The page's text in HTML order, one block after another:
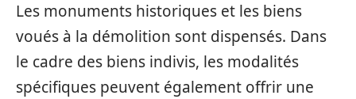
Les monuments historiques et les biens
voués à la démolition sont dispensés. Dans
le cadre des biens indivis, les modalités
spécifiques peuvent également offrir une